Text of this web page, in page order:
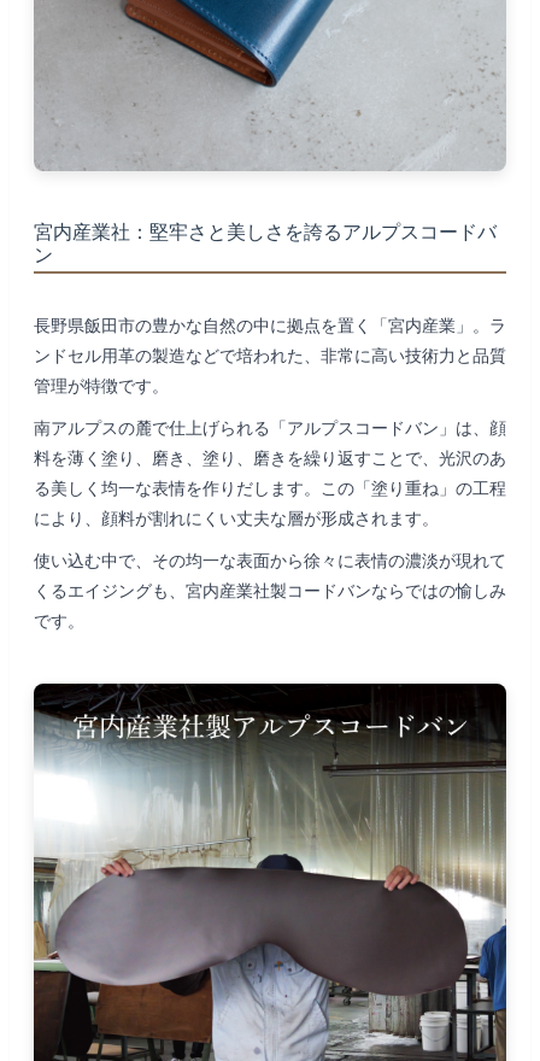
宮内産業社：堅牢さと美しさを誇るアルプスコードバ
ン
長野県飯田市の豊かな自然の中に拠点を置く「宮内産業」。ラ
ンドセル用革の製造などで培われた、非常に高い技術力と品質
管理が特徴です。
南アルプスの麓で仕上げられる「アルプスコードバン」は、顔
料を薄く塗り、磨き、塗り、磨きを繰り返すことで、光沢のあ
る美しく均一な表情を作りだします。この「塗り重ね」の工程
により、顔料が割れにくい丈夫な層が形成されます。
使い込む中で、その均一な表面から徐々に表情の濃淡が現れて
くるエイジングも、宮内産業社製コードバンならではの愉しみ
です。